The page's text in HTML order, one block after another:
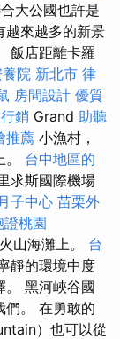
大公國也許是
越來越多的新景
飯店距離卡羅
院 新北市 律
房間設計 優質
銷 Grand 助聽
推薦 小漁村，
台中地區的
求斯國際機場
子中心 苗栗外
證桃園
山海灘上。 台
靜的環境中度
。 黑河峽谷國
們。 在勇敢的
）也可以從